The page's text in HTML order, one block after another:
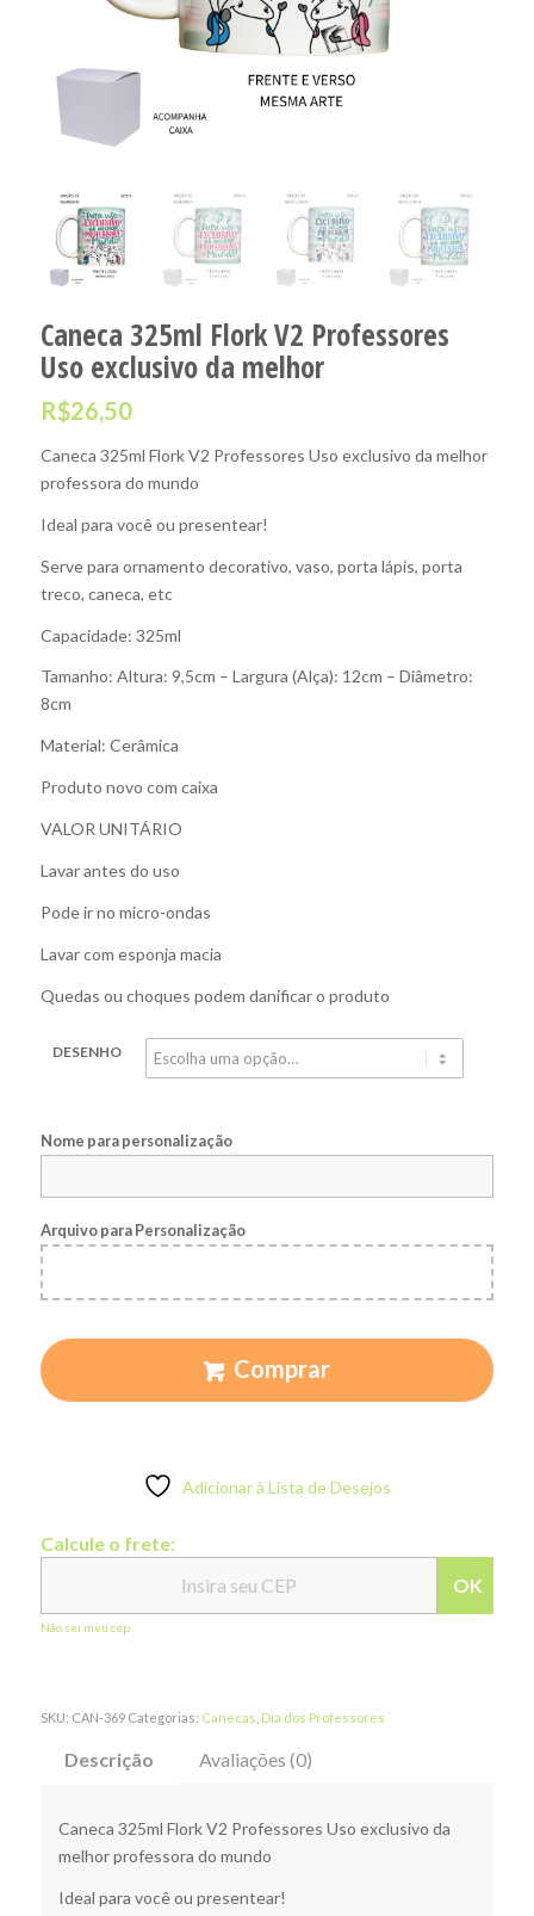
Caneca 325ml Flork V2 Professores
Uso exclusivo da melhor
R$26,50
Caneca 325ml Flork V2 Professores Uso exclusivo da melhor
professora do mundo
Ideal para você ou presentear!
Serve para ornamento decorativo, vaso, porta lápis, porta
treco, caneca, etc
Capacidade: 325ml
Tamanho: Altura: 9,5cm – Largura (Alça): 12cm – Diâmetro:
8cm
Material: Cerâmica
Produto novo com caixa
VALOR UNITÁRIO
Lavar antes do uso
Pode ir no micro-ondas
Lavar com esponja macia
Quedas ou choques podem danificar o produto
DESENHO
Nome para personalização
Arquivo para Personalização
Comprar
Adicionar à Lista de Desejos
Calcule o frete:
OK
Não sei meu cep
SKU: CAN-369 Categorias: Canecas Dia dos Professores
Descrição Avaliações (0)
Caneca 325ml Flork V2 Professores Uso exclusivo da
melhor professora do mundo
Ideal para você ou presentear!